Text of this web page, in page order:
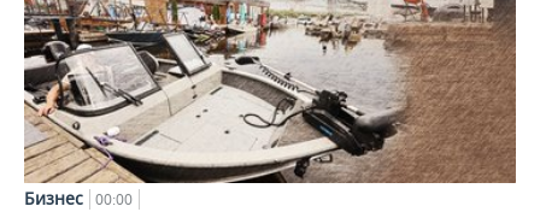
Бизнес 00:00